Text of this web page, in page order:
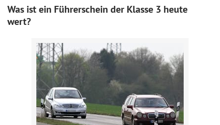
Was ist ein Führerschein der Klasse 3 heute
wert?